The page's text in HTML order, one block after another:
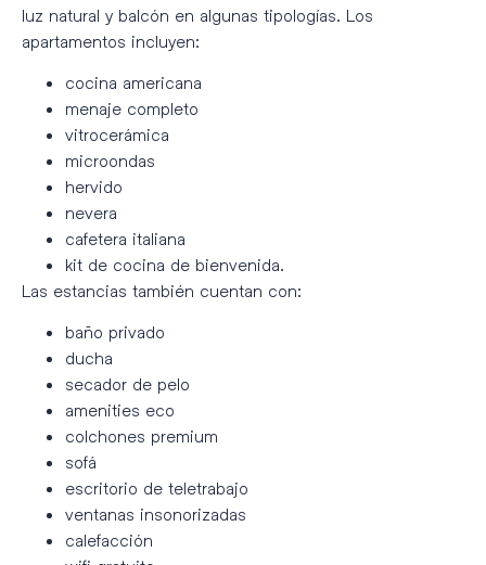
luz natural y balcón en algunas tipologías. Los
apartamentos incluyen:
cocina americana
menaje completo
vitrocerámica
microondas
hervido
nevera
cafetera italiana
kit de cocina de bienvenida.
Las estancias también cuentan con:
baño privado
ducha
secador de pelo
amenities eco
colchones premium
sofá
escritorio de teletrabajo
ventanas insonorizadas
calefacción